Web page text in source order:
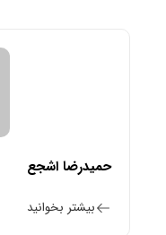
حمیدرضا اشجع
بیشتر بخوانید